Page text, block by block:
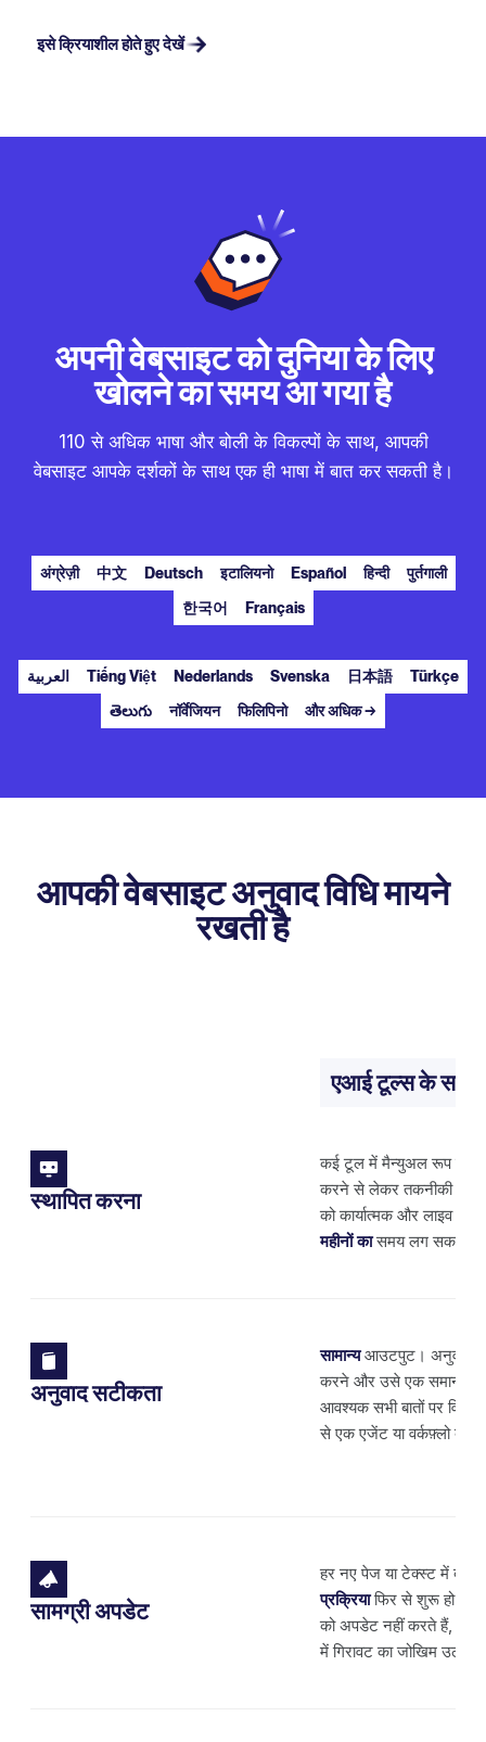
इसे क्रियाशील होते हुए देखें
अपनी वेबसाइट को दुनिया के लिए
खोलने का समय आ गया है
110 से अधिक भाषा और बोली के विकल्पों के साथ, आपकी
वेबसाइट आपके दर्शकों के साथ एक ही भाषा में बात कर सकती है।
अंग्रेज़ी 中文 Deutsch इटालियनो Español हिन्दी
पुर्तगाली
한국어
Français
العربية Tiếng Việt Nederlands Svenska 日本語
Türkçe
తెలుగు
नॉर्वेजियन फिलिपिनो और अधिक →
आपकी वेबसाइट अनुवाद विधि मायने
रखती है
एआई टूल्स के साथ
स्थापित करना
कई टूल में मैन्युअल रूप से
करने से लेकर तकनीकी
को कार्यात्मक और लाइव
महीनों कासमय लग सकता
अनुवाद सटीकता
सामान्यआउटपुट। अनुवाद की
करने और उसे एक समान
आवश्यक सभी बातों पर
से एक एजेंट या वर्कफ़्लो
सामग्री अपडेट
हर नए पेज या टेक्स्ट में
प्रक्रियाफिर से शुरू हो
को अपडेट नहीं करते हैं, तो
में गिरावट का जोखिम